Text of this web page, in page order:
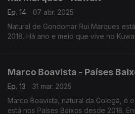
Ep. 14
07 abr. 2025
Natural de Gondomar Rui Marques
2018. Há ano e meio que vive no
Marco Boavista - Países
Ep. 13
31 mar. 2025
Marco Boavista, natural da Golegâ, é
está nos Países Baixos desde 2018.